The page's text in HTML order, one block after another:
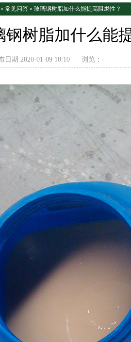
» 常见问答 » 玻璃钢树脂加什么能提高阻燃性？
钢树脂加什么能
日期 2020-01-09 10:10 浏览： -